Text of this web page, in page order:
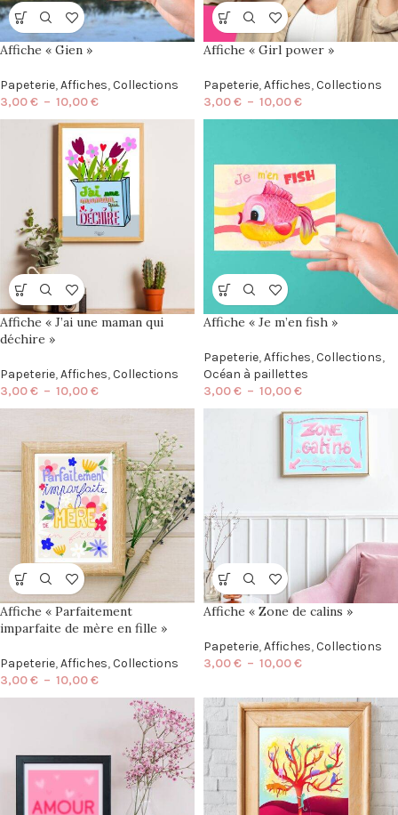
Affiche « Gien »
Papeterie,Affiches,Collections
3,00€ – 10,00€
Affiche « Girl power »
Papeterie,Affiches,Collections
3,00€ – 10,00€
Affiche « J’ai une maman qui
déchire »
Papeterie,Affiches,Collections
3,00€ – 10,00€
Affiche « Je m’en fish »
Papeterie,Affiches,Collections,
Océan à paillettes
3,00€ – 10,00€
Affiche « Parfaitement
imparfaite de mère en fille »
Papeterie,Affiches,Collections
3,00€ – 10,00€
Affiche « Zone de calins »
Papeterie,Affiches,Collections
3,00€ – 10,00€